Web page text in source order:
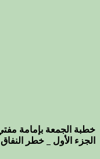
خطبة الجمعة بإمامة
الجزء الأول _ خطر